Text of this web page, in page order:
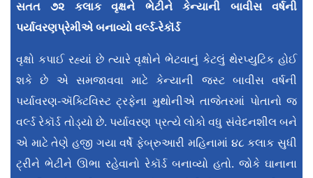
સતત ૭૨ કલાક વૃક્ષને ભેટીને કેન્યાની બાવીસ વર્ષની
પર્યાવરણપ્રેમીએ બનાવ્યો વર્લ્ડ-રેકૉર્ડ
વૃક્ષો કપાઈ રહ્યાં છે ત્યારે વૃક્ષોને ભેટવાનું કેટલું થેરપ્યુટિક હોઈ
શકે છે એ સમજાવવા માટે કેન્યાની જસ્ટ બાવીસ વર્ષની
પર્યાવરણ-ઍક્ટિવિસ્ટ ટ્રફેના મુથોનીએ તાજેતરમાં પોતાનો જ
વર્લ્ડ રેકૉર્ડ તોડ્યો છે. પર્યાવરણ પ્રત્યે લોકો વધુ સંવેદનશીલ બને
એ માટે તેણે હજી ગયા વર્ષે ફેબ્રુઆરી મહિનામાં ૪૮ કલાક સુધી
ટ્રીને ભેટીને ઊભા રહેવાનો રેકૉર્ડ બનાવ્યો હતો. જોકે ઘાનાના